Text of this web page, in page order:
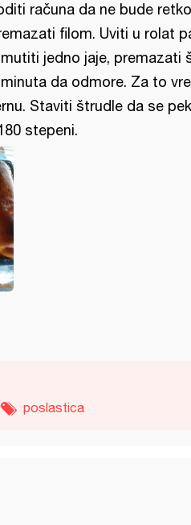
računa da ne bude
filom. Uviti u rolat
jedno jaje, premazati
da odmore. Za to
Staviti štrudle da se
stepeni.
poslastica